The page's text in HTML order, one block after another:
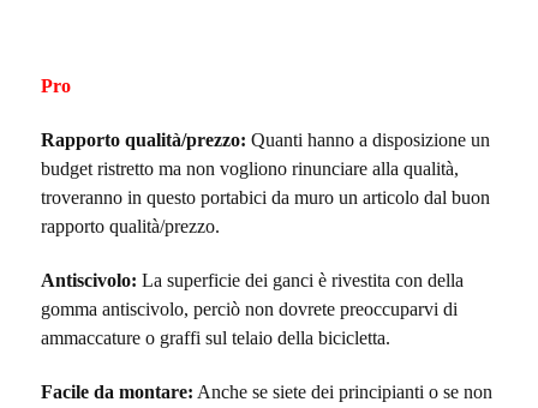
Pro
Rapporto qualità/prezzo: Quanti hanno a disposizione un
budget ristretto ma non vogliono rinunciare alla qualità,
troveranno in questo portabici da muro un articolo dal buon
rapporto qualità/prezzo.
Antiscivolo: La superficie dei ganci è rivestita con della
gomma antiscivolo, perciò non dovrete preoccuparvi di
ammaccature o graffi sul telaio della bicicletta.
Facile da montare: Anche se siete dei principianti o se non